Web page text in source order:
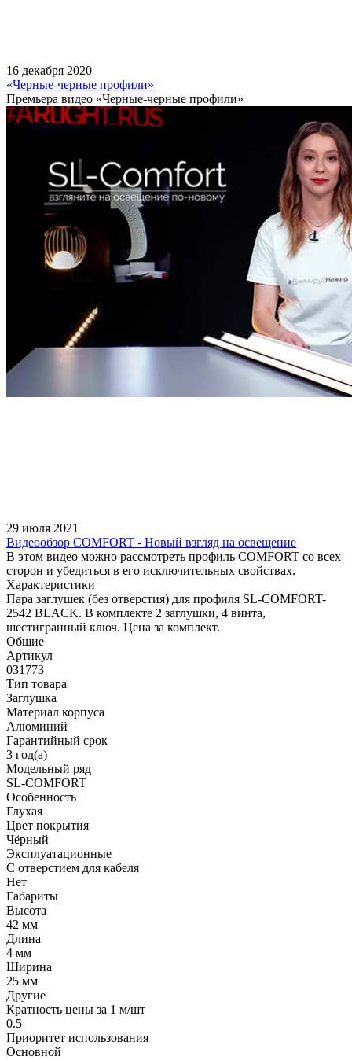
16 декабря 2020
«Черные-черные профили»
Премьера видео «Черные-черные профили»
29 июля 2021
Видеообзор COMFORT - Новый взгляд на освещение
В этом видео можно рассмотреть профиль COMFORT со всех
сторон и убедиться в его исключительных свойствах.
Характеристики
Пара заглушек (без отверстия) для профиля SL-COMFORT-
2542 BLACK. В комплекте 2 заглушки, 4 винта,
шестигранный ключ. Цена за комплект.
Общие
Артикул
031773
Тип товара
Заглушка
Материал корпуса
Алюминий
Гарантийный срок
3 год(а)
Модельный ряд
SL-COMFORT
Особенность
Глухая
Цвет покрытия
Чёрный
Эксплуатационные
С отверстием для кабеля
Нет
Габариты
Высота
42 мм
Длина
4 мм
Ширина
25 мм
Другие
Кратность цены за 1 м/шт
0.5
Приоритет использования
Основной